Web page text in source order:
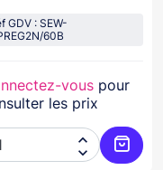
GDV : SEW-
60B
vous pour
les prix

